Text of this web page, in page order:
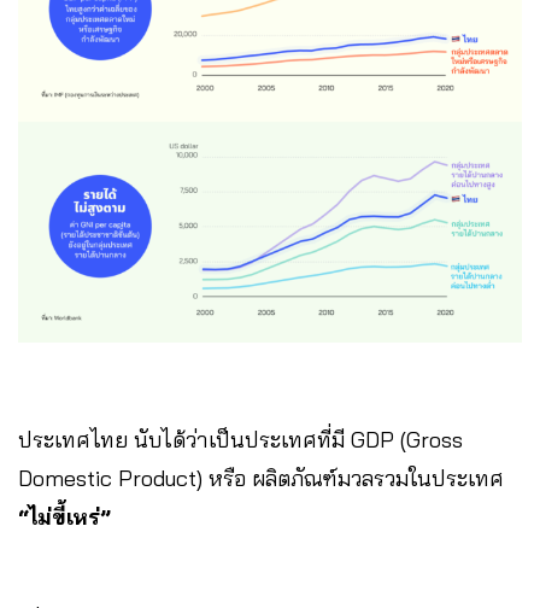
ประเทศไทย นับได้ว่าเป็นประเทศที่มี GDP (Gross
Domestic Product) หรือ ผลิตภัณฑ์มวลรวมในประเทศ
“ไม่ขี้เหร่”